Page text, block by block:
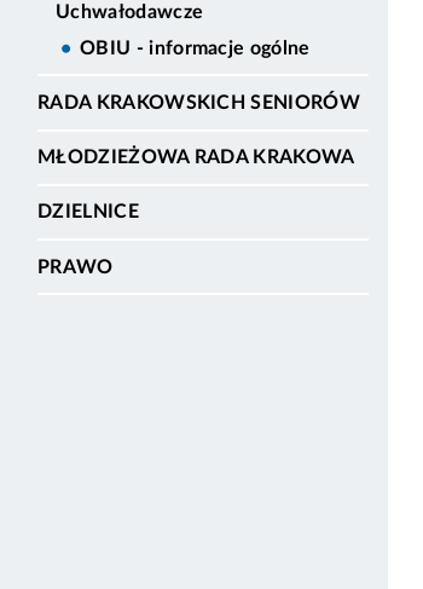
Uchwałodawcze
OBIU - informacje ogólne
RADA KRAKOWSKICH SENIORÓW
MŁODZIEŻOWA RADA KRAKOWA
DZIELNICE
PRAWO